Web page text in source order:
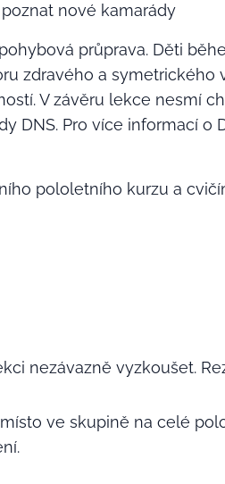
nové kamarády
průprava. Děti
zdravého a symetrického
V závěru lekce nesmí
DNS. Pro více informací o
pololetního kurzu a
nezávazně vyzkoušet.
ve skupině na celé